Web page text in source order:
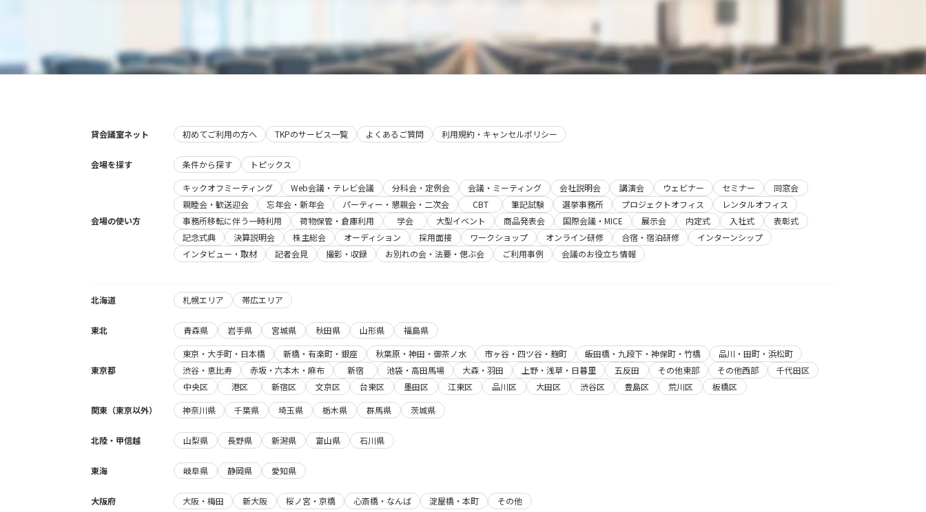
貸会議室ネット 初めてご利用の方へ TKPのサービス一覧 よくあるご質問 利用規約・キャンセルポリシー
会場を探す 条件から探す トピックス
会場の使い方
キックオフミーティング Web会議・テレビ会議 分科会・定例会 会議・ミーティング 会社説明会 講演会 ウェビナー セミナー
同窓会
親睦会・歓送迎会
忘年会・新年会 パーティー・懇親会・二次会 CBT 筆記試験 選挙事務所 プロジェクトオフィス
レンタルオフィス
事務所移転に伴う一時利用
荷物保管・倉庫利用 学会 大型イベント 商品発表会 国際会議・MICE 展示会 内定式 入社式
表彰式
記念式典
決算説明会 株主総会 オーディション 採用面接 ワークショップ オンライン研修 合宿・宿泊研修
インターンシップ
インタビュー・取材
記者会見 撮影・収録 お別れの会・法要・偲ぶ会 ご利用事例 会議のお役立ち情報
北海道 札幌エリア 帯広エリア
東北 青森県 岩手県 宮城県 秋田県 山形県 福島県
東京都
東京・大手町・日本橋 新橋・有楽町・銀座 秋葉原・神田・御茶ノ水 市ヶ谷・四ツ谷・麹町 飯田橋・九段下・神保町・竹橋
品川・田町・浜松町
渋谷・恵比寿
赤坂・六本木・麻布 新宿 池袋・高田馬場 大森・羽田 上野・浅草・日暮里 五反田 その他東部 その他西部
千代田区
中央区
港区 新宿区 文京区 台東区 墨田区 江東区 品川区 大田区 渋谷区 豊島区 荒川区
板橋区
関東（東京以外）
神奈川県 千葉県 埼玉県 栃木県 群馬県 茨城県
北陸・甲信越 山梨県 長野県 新潟県 富山県 石川県
東海 岐阜県 静岡県 愛知県
大阪府 大阪・梅田 新大阪 桜ノ宮・京橋 心斎橋・なんば 淀屋橋・本町 その他